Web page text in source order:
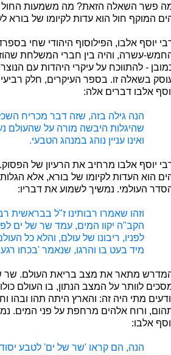
פשר השאלה הזאת? מה משמעות החול
המוקף חול הוא עדות לקיומו של בורא
יוסף אלבו, הפילוסוף היהודי שחי
עשרה, והיה בין חברי המשלחת
- להתווכח על עיקרי היהדות עם
בשאלה זו. בספר העיקרים, חלק
אלבו דברים אלה:
הנה גילה בזה, שזה דבר מכריח
שהיגלות היבשה מורה על שהעולם
ואינו עניין נוהג במנהג הטבעי.
יוסף אלבו מרחיב את הרעיון של
הוא העדות לקיומו של בורא, אלא
העולמי. נמשיך לשמוע את דבריו:
וזהו שאמרו רבותינו ז"ל
הקב"ה יקוו המים, עמד שר של ים
לפניו, ריבונו של עולם, והלא כל
מיד בעט בו והרגו, שנאמר 'בכחו
מתאר את מצב בריאת העולם. שר
לוותר על המצב הנתון, בו העולם
מתי היה זה: והארץ היתה תהו ובהו
ורוח אלהים מרחפת על פני המים.
אלבו:
הנה, הם קראו 'שר של ים' לטבע